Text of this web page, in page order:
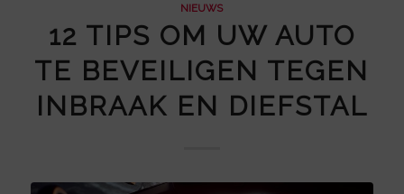
NIEUWS
12 TIPS OM UW AUTO
TE BEVEILIGEN TEGEN
INBRAAK EN DIEFSTAL